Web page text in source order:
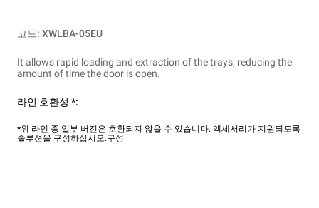
코드: XWLBA-05EU
It allows rapid loading and extraction of the trays, reducing the
amount of time the door is open.
라인 호환성 *:
*위 라인 중 일부 버전은 호환되지 않을 수 있습니다. 액세서리가 지원되도록
솔루션을 구성하십시오.구성